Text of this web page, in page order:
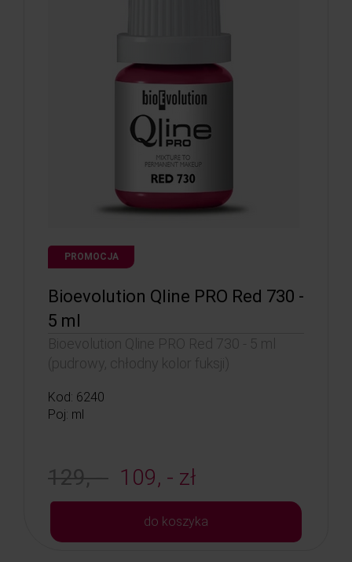
PROMOCJA
Bioevolution Qline PRO Red 730 -
5 ml
Bioevolution Qline PRO Red 730 - 5 ml
(pudrowy, chłodny kolor fuksji)
Kod: 6240
Poj: ml
129, - 109, - zł
do koszyka